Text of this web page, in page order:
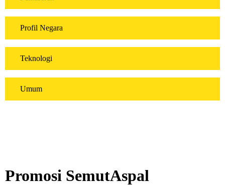
Profil Negara
Teknologi
Umum
Promosi SemutAspal